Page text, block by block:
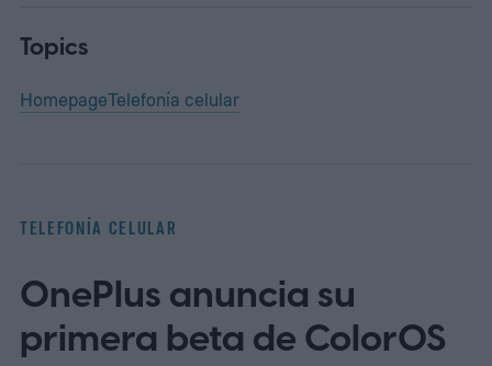
Topics
HomepageTelefonía celular
TELEFONÍA CELULAR
OnePlus anuncia su
primera beta de ColorOS